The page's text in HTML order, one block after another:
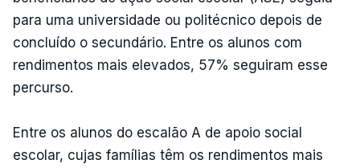
para uma universidade ou politécnico depois de
concluído o secundário. Entre os alunos com
rendimentos mais elevados, 57% seguiram esse
percurso.
Entre os alunos do escalão A de apoio social
escolar, cujas famílias têm os rendimentos mais